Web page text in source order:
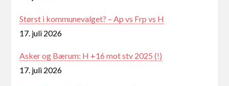
Størst i kommunevalget? – Ap vs Frp vs H
17. juli 2026
Asker og Bærum: H +16 mot stv 2025 (!)
17. juli 2026